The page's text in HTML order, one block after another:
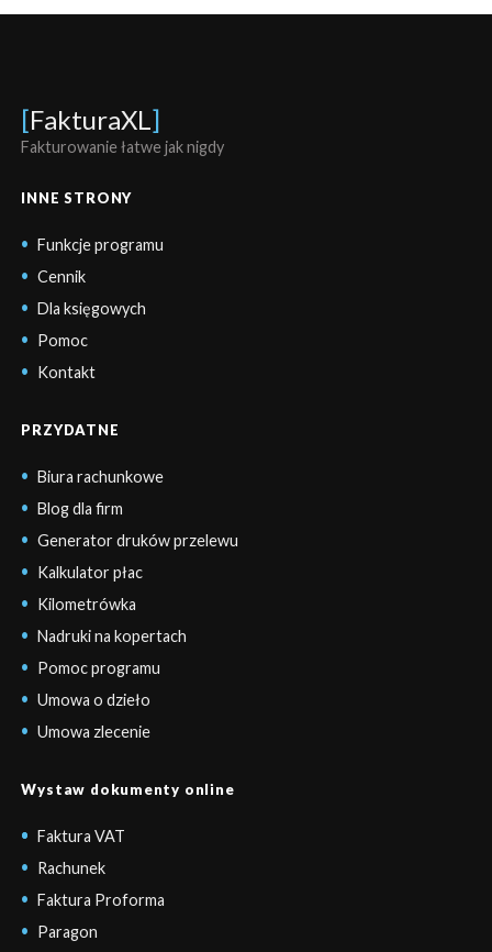
[FakturaXL ]
Fakturowanie łatwe jak nigdy
INNE STRONY
Funkcje programu
Cennik
Dla księgowych
Pomoc
Kontakt
PRZYDATNE
Biura rachunkowe
Blog dla firm
Generator druków przelewu
Kalkulator płac
Kilometrówka
Nadruki na kopertach
Pomoc programu
Umowa o dzieło
Umowa zlecenie
Wystaw dokumenty online
Faktura VAT
Rachunek
Faktura Proforma
Paragon